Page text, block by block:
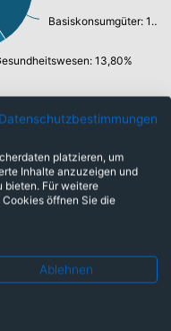
Basiskonsumgüter: 15,90%
13,80%
Datenschutzbestimmungen
platzieren, um
Inhalte anzuzeigen und
bieten. Für weitere
öffnen Sie die
Ablehnen